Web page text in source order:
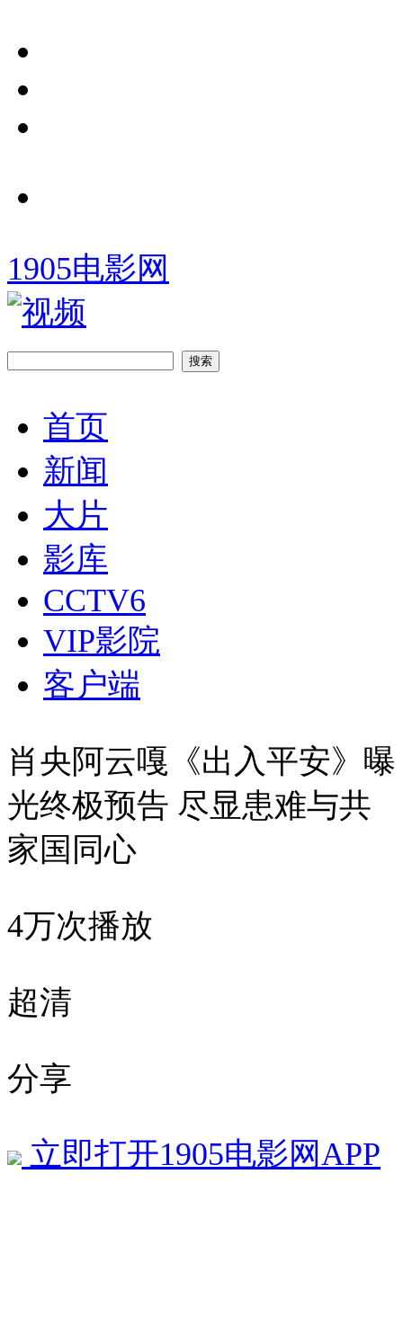
1905电影网
首页
新闻
大片
影库
CCTV6
VIP影院
客户端
肖央阿云嘎《出入平安》曝
光终极预告 尽显患难与共
家国同心
4万次播放
超清
分享
立即打开1905电影网APP